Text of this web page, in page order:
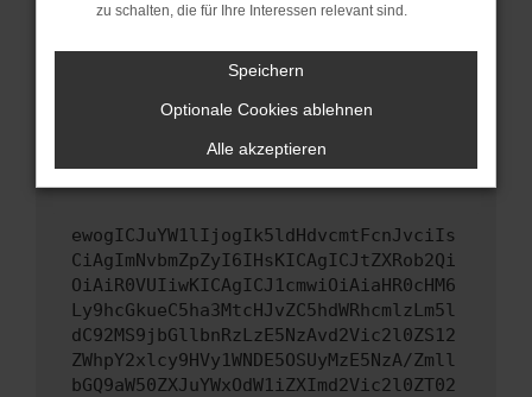
unterstützt werden.
Wende dich an den Webseitenbetreiber.
Wenn du alle oben genannten Schritte versucht
hast, kontaktiere uns bitte. Wir werden
versuchen, das Problem zu beheben. Du kannst
uns diesen Text schicken, um uns bei der
ewogICJuYW1lIjogIk5ldHdvcmtFcnJvciIs
CiAgImNvbmZpZyI6IHsKICAgICJtZXRob2Qi
OiAiR0VUIiwKICAgICJ1cmwiOiAiaHR0cHM6
Ly9hcGkueC5ha3MtcHJvZC5hdWRhcmlzLm5l
dC92MS9jbGllbnRzLzE5NzAvd2Vic2l0ZS12
ZWhpY2xlcy9HVy1WNDE5OSUyMzE5NzA/Zmll
bGQ9aW50ZXJuYWxOdW1iZXImd2Vic2l0ZT02
zu schalten, die für Ihre Interessen relevant sind.
Speichern
Optionale Cookies ablehnen
Alle akzeptieren